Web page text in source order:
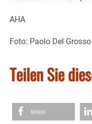
AHA
Foto: Paolo Del Grosso
Teilen Sie
teilen